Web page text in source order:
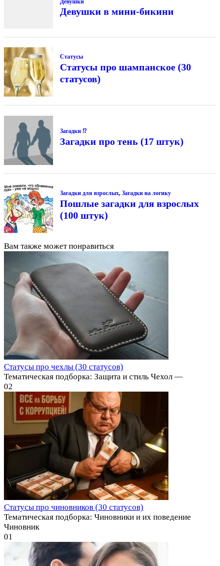
Девушки в мини-бикини
Статусы
Статусы про шампанское (30
статусов)
Загадки ⁉
Загадки про тень (17 штук)
Загадки для взрослых, Загадки на логику
Пошлые загадки для взрослых
(100 штук)
Вам также может понравиться
Статусы про чехлы (30 статусов)
Тематическая подборка: Защита и стиль Чехол —
02
Статусы про чиновников (30 статусов)
Тематическая подборка: Чиновники и их поведение
Чиновник
01